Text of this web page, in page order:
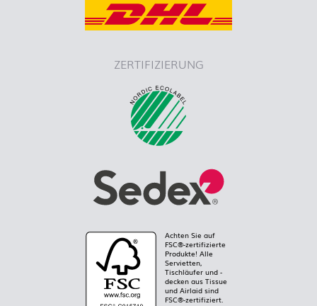
ZERTIFIZIERUNG
Achten Sie auf
FSC®-zertifizierte
Produkte! Alle
Servietten,
Tischläufer und -
decken aus Tissue
und Airlaid sind
FSC®-zertifiziert.